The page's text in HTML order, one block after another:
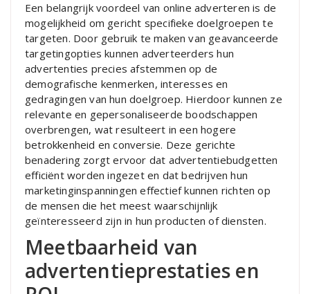
Een belangrijk voordeel van online adverteren is de
mogelijkheid om gericht specifieke doelgroepen te
targeten. Door gebruik te maken van geavanceerde
targetingopties kunnen adverteerders hun
advertenties precies afstemmen op de
demografische kenmerken, interesses en
gedragingen van hun doelgroep. Hierdoor kunnen ze
relevante en gepersonaliseerde boodschappen
overbrengen, wat resulteert in een hogere
betrokkenheid en conversie. Deze gerichte
benadering zorgt ervoor dat advertentiebudgetten
efficiënt worden ingezet en dat bedrijven hun
marketinginspanningen effectief kunnen richten op
de mensen die het meest waarschijnlijk
geïnteresseerd zijn in hun producten of diensten.
Meetbaarheid van
advertentieprestaties en